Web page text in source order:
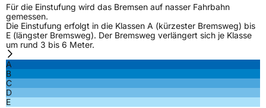
Für die Einstufung wird das Bremsen auf nasser Fahrbahn
gemessen.
Die Einstufung erfolgt in die Klassen A (kürzester Bremsweg) bis
E (längster Bremsweg). Der Bremsweg verlängert sich je Klasse
um rund 3 bis 6 Meter.
A
B
C
D
E